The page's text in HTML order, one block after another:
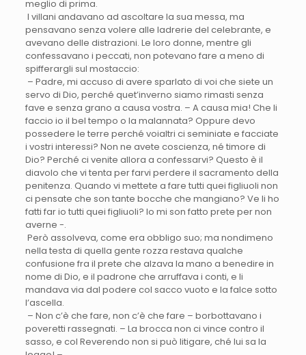
meglio di prima.
I villani andavano ad ascoltare la sua messa, ma
pensavano senza volere alle ladrerie del celebrante, e
avevano delle distrazioni. Le loro donne, mentre gli
confessavano i peccati, non potevano fare a meno di
spifferargli sul mostaccio:
– Padre, mi accuso di avere sparlato di voi che siete un
servo di Dio, perché quet’inverno siamo rimasti senza
fave e senza grano a causa vostra. – A causa mia! Che li
faccio io il bel tempo o la malannata? Oppure devo
possedere le terre perché voialtri ci seminiate e facciate
i vostri interessi? Non ne avete coscienza, né timore di
Dio? Perché ci venite allora a confessarvi? Questo è il
diavolo che vi tenta per farvi perdere il sacramento della
penitenza. Quando vi mettete a fare tutti quei figliuoli non
ci pensate che son tante bocche che mangiano? Ve li ho
fatti far io tutti quei figliuoli? Io mi son fatto prete per non
averne -.
Però assolveva, come era obbligo suo; ma nondimeno
nella testa di quella gente rozza restava qualche
confusione fra il prete che alzava la mano a benedire in
nome di Dio, e il padrone che arruffava i conti, e li
mandava via dal podere col sacco vuoto e la falce sotto
l’ascella.
– Non c’è che fare, non c’è che fare – borbottavano i
poveretti rassegnati. – La brocca non ci vince contro il
sasso, e col Reverendo non si può litigare, ché lui sa la